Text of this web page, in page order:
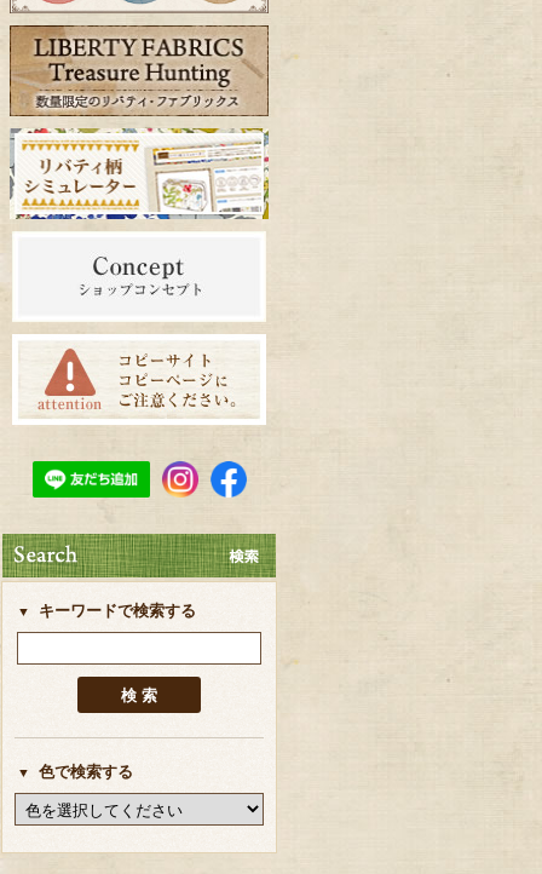
キーワードで検索する
色で検索する